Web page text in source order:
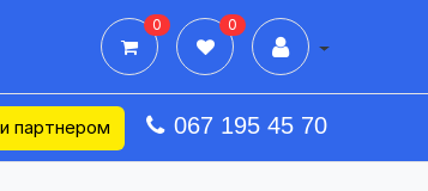
0 0
партнером 067 195 45 70